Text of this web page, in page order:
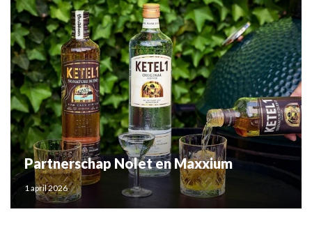
Partnerschap Nolet en Maxxium
1 april 2026